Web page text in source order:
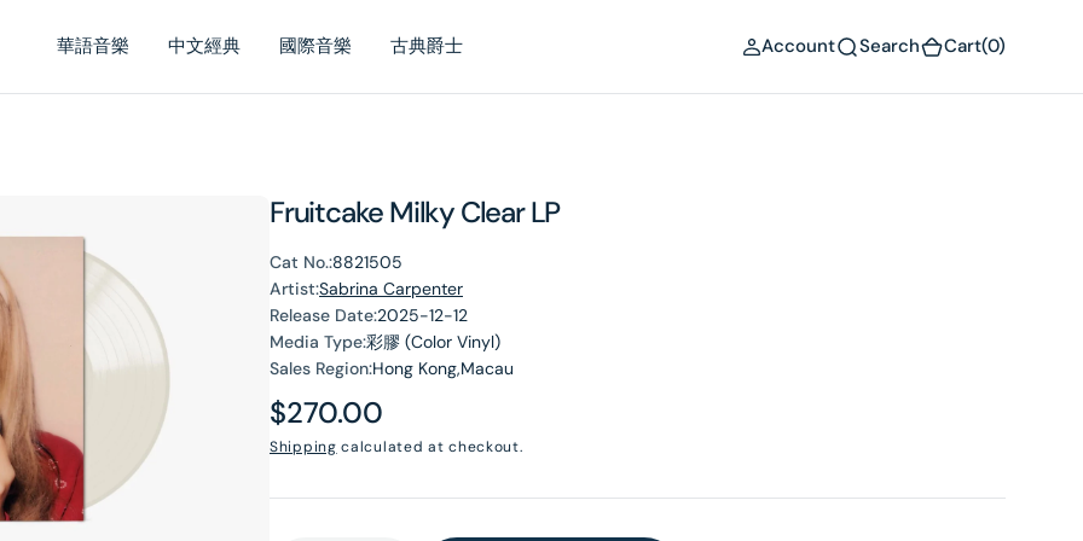
華語音樂 中文經典 國際音樂 古典爵士 Account Search Cart(0)
Fruitcake Milky Clear LP
Cat No.:8821505
Artist:Sabrina Carpenter
Release Date:2025-12-12
Media Type:彩膠 (Color Vinyl)
Sales Region:Hong Kong,Macau
Regular
price
$270.00
Shipping calculated at checkout.